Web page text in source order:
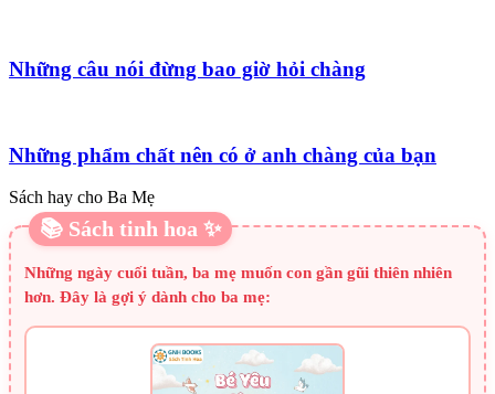
Những câu nói đừng bao giờ hỏi chàng
Những phẩm chất nên có ở anh chàng của bạn
Sách hay cho Ba Mẹ
📚 Sách tinh hoa ✨
Những ngày cuối tuần, ba mẹ muốn con gần gũi thiên nhiên
hơn. Đây là gợi ý dành cho ba mẹ: